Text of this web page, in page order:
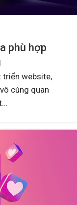
phù hợp
triển website,
cùng quan